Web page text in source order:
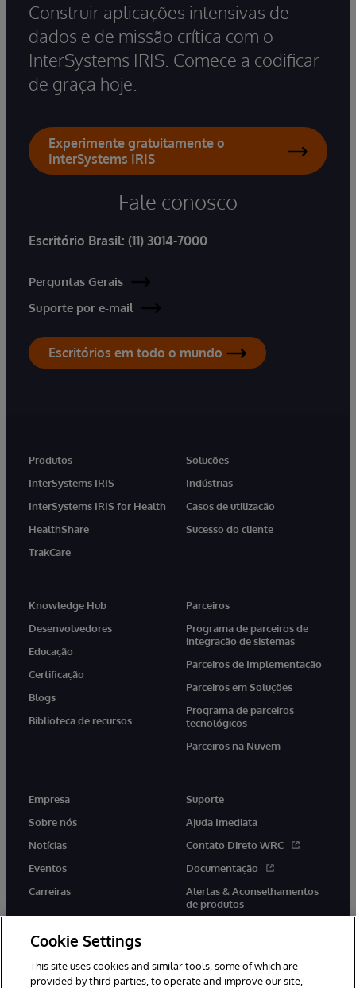
Construir aplicações intensivas de
dados e de missão crítica com o
InterSystems IRIS. Comece a codificar
de graça hoje.
Experimente gratuitamente o
InterSystems IRIS
Fale conosco
Escritório Brasil: (11) 3014-7000
Perguntas Gerais
Suporte por e-mail
Escritórios em todo o mundo
Produtos
InterSystems IRIS
InterSystems IRIS for Health
HealthShare
TrakCare
Soluções
Indústrias
Casos de utilização
Sucesso do cliente
Knowledge Hub
Desenvolvedores
Educação
Certificação
Blogs
Biblioteca de recursos
Parceiros
Programa de parceiros de
integração de sistemas
Parceiros de Implementação
Parceiros em Soluções
Programa de parceiros
tecnológicos
Parceiros na Nuvem
Empresa
Sobre nós
Notícias
Eventos
Carreiras
Suporte
Ajuda Imediata
Contato Direto WRC
Documentação
Alertas & Aconselhamentos
de produtos
Cookie Settings
This site uses cookies and similar tools, some of which are
provided by third parties, to operate and improve our site,